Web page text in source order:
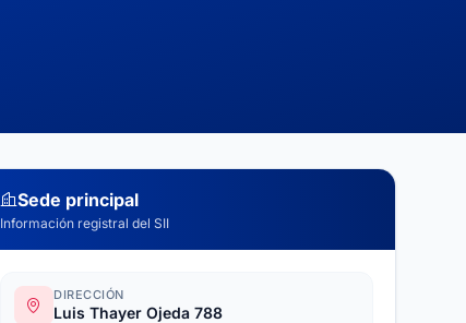
Sede principal
Información registral del SII
DIRECCIÓN
Luis Thayer Ojeda 788